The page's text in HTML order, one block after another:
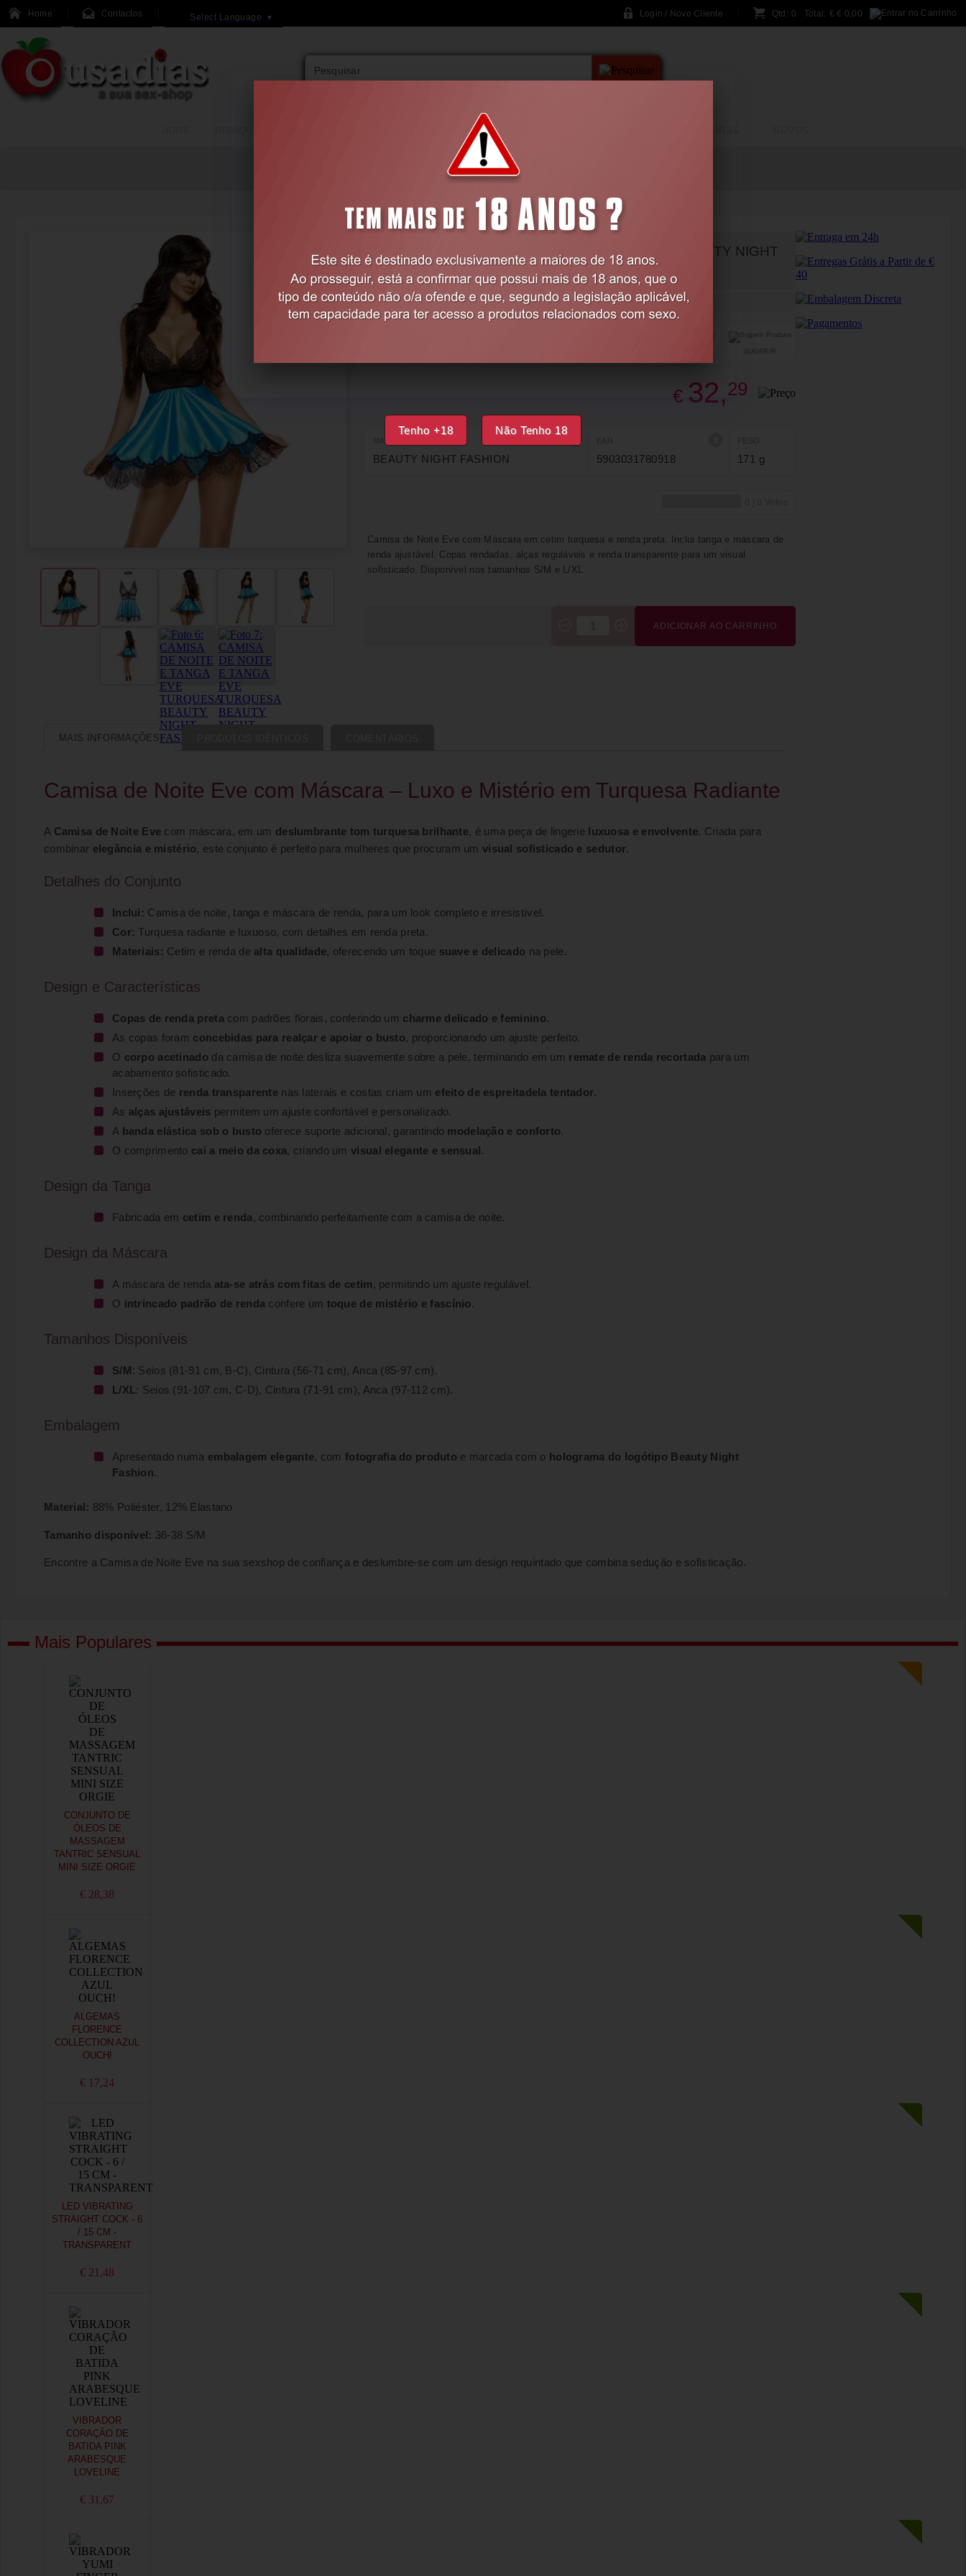
Tenho +18 Não Tenho 18
Home Contactos Select Language ▼ Login / Novo Cliente Qtd: 0 Total: €€ 0,00
LINGERIE
Feminina
CAMISA DE NOITE E TANGA EVE TURQUESA BEAUTY NIGHT
FASHION
Código:EX47135
SUGERIR
€ 32,29
BEAUTY NIGHT FASHION 5903031780918 171 g
Camisa de Noite Eve com Máscara em cetim turquesa e renda preta. Inclui tanga e máscara de
renda ajustável. Copas rendadas, alças reguláveis e renda transparente para um visual
sofisticado. Disponível nos tamanhos S/M e L/XL.
ADICIONAR AO CARRINHO
MAIS INFORMAÇÕES
Camisa de Noite Eve com Máscara – Luxo e Mistério em Turquesa Radiante
A Camisa de Noite Eve com máscara, em um deslumbrante tom turquesa brilhante, é uma peça de lingerie luxuosa e envolvente. Criada para
combinar elegância e mistério, este conjunto é perfeito para mulheres que procuram um visual sofisticado e sedutor.
Detalhes do Conjunto
Inclui: Camisa de noite, tanga e máscara de renda, para um look completo e irresistível.
Cor: Turquesa radiante e luxuoso, com detalhes em renda preta.
Materiais: Cetim e renda de alta qualidade, oferecendo um toque suave e delicado na pele.
Design e Características
Copas de renda pretacom padrões florais, conferindo um charme delicado e feminino.
As copas foram concebidas para realçar e apoiar o busto, proporcionando um ajuste perfeito.
O corpo acetinado da camisa de noite desliza suavemente sobre a pele, terminando em um remate de renda recortada para um
acabamento sofisticado.
Inserções de renda transparente nas laterais e costas criam um efeito de espreitadela tentador.
As alças ajustáveis permitem um ajuste confortável e personalizado.
A banda elástica sob o busto oferece suporte adicional, garantindo modelação e conforto.
O comprimento cai a meio da coxa, criando umvisual elegante e sensual .
Design da Tanga
Fabricada em cetim e renda, combinando perfeitamente com a camisa de noite.
Design da Máscara
A máscara de renda ata-se atrás com fitas de cetim , permitindo um ajuste regulável.
O intrincado padrão de renda confere um toque de mistério e fascínio .
Tamanhos Disponíveis
S/M : Seios (81-91 cm, B-C), Cintura (56-71 cm), Anca (85-97 cm).
L/XL: Seios (91-107 cm, C-D), Cintura (71-91 cm), Anca (97-112 cm).
Embalagem
Apresentado numa embalagem elegante, com fotografia do produto e marcada com o holograma do logótipo Beauty Night
Fashion.
Material: 88% Poliéster, 12% Elastano
Tamanho disponível: 36-38 S/M
Encontre a Camisa de Noite Eve na sua sexshop de confiança e deslumbre-se com um design requintado que combina sedução e sofisticação.
Mais Populares
CONJUNTO DE
ÓLEOS DE
MASSAGEM
TANTRIC SENSUAL
MINI SIZE ORGIE
€ 28,38
ALGEMAS
FLORENCE
COLLECTION AZUL
OUCH!
€ 17,24
LED VIBRATING
STRAIGHT COCK - 6
/ 15 CM -
TRANSPARENT
€ 21,48
VIBRADOR
CORAÇÃO DE
BATIDA PINK
ARABESQUE
LOVELINE
€ 31,67